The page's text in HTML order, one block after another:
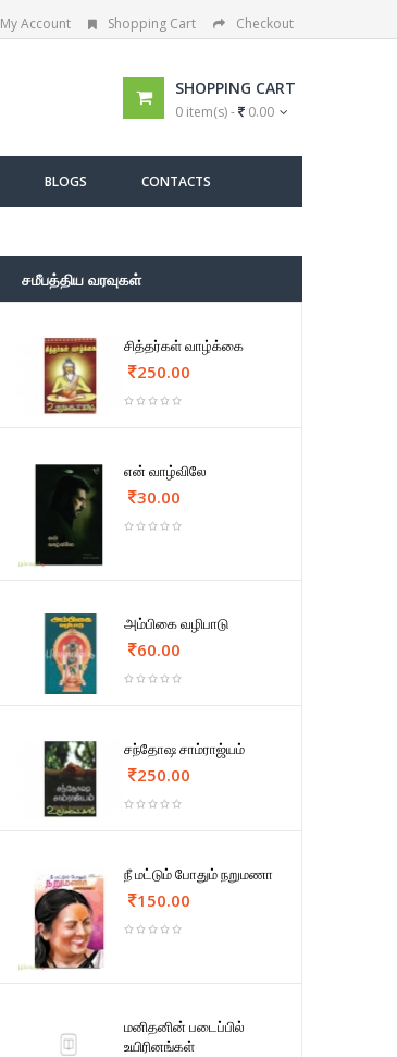
My Account Shopping Cart Checkout
SHOPPING CART
0 item(s) - 0.00
BLOGS CONTACTS
சமீபத்திய வரவுகள்
சித்தர்கள் வாழ்க்கை
250.00
என் வாழ்விலே
30.00
அம்பிகை வழிபாடு
60.00
சந்தோஷ சாம்ராஜ்யம்
250.00
நீ மட்டும் போதும் நறுமணா
150.00
மனிதனின் படைப்பில்
உயிரினங்கள்